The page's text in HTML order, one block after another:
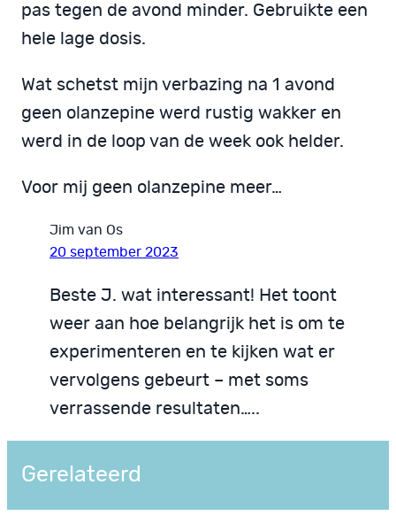
pas tegen de avond minder. Gebruikte een
hele lage dosis.
Wat schetst mijn verbazing na 1 avond
geen olanzepine werd rustig wakker en
werd in de loop van de week ook helder.
Voor mij geen olanzepine meer…
Jim van Os
20 september 2023
Beste J. wat interessant! Het toont
weer aan hoe belangrijk het is om te
experimenteren en te kijken wat er
vervolgens gebeurt – met soms
verrassende resultaten…..
Gerelateerd